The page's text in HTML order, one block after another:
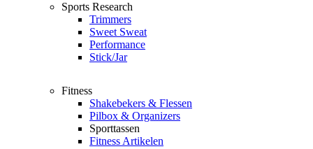
Sports Research
Trimmers
Sweet Sweat
Performance
Stick/Jar
Fitness
Shakebekers & Flessen
Pilbox & Organizers
Sporttassen
Fitness Artikelen